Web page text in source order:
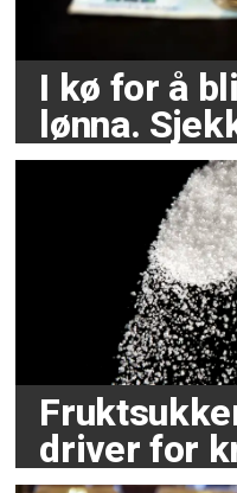
I kø for å
lønna.
driver for